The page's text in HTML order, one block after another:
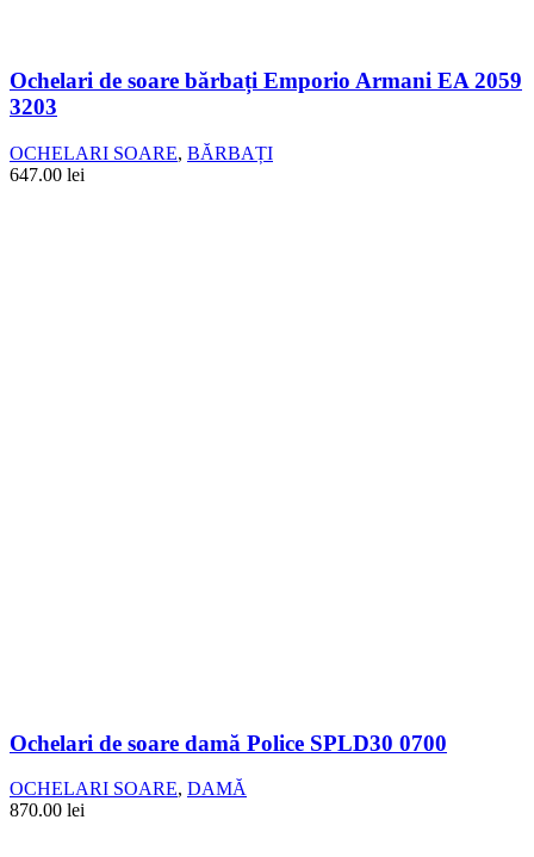
Ochelari de soare bărbați Emporio Armani EA 2059
3203
OCHELARI SOARE, BĂRBAȚI
647.00 lei
Ochelari de soare damă Police SPLD30 0700
OCHELARI SOARE, DAMĂ
870.00 lei